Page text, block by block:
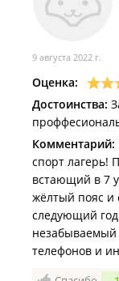
9 августа 2022 г.
Оценка:
Достоинства:
Комментарий:
спорт лагерь!
встающий в 7
жёлтый пояс и
следующий
незабываемый
телефонов и